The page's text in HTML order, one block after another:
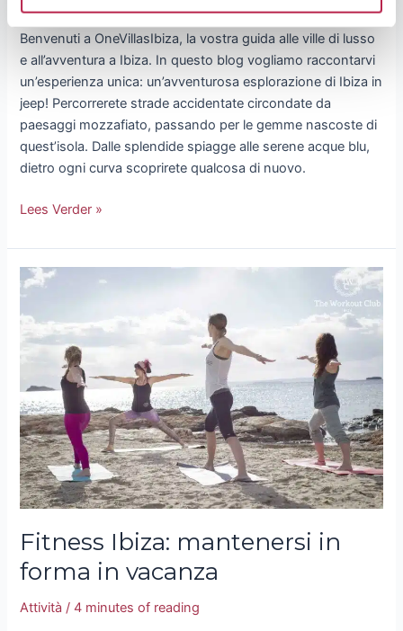
Benvenuti a OneVillasIbiza, la vostra guida alle ville di lusso
e all’avventura a Ibiza. In questo blog vogliamo raccontarvi
un’esperienza unica: un’avventurosa esplorazione di Ibiza in
jeep! Percorrerete strade accidentate circondate da
paesaggi mozzafiato, passando per le gemme nascoste di
quest’isola. Dalle splendide spiagge alle serene acque blu,
dietro ogni curva scoprirete qualcosa di nuovo.
Lees Verder »
Fitness Ibiza: mantenersi in
forma in vacanza
Attività /4 minutes of reading
Fitness
Ibiza:
mantenersi
in
in
vacanza